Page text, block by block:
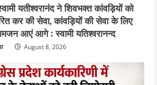
यतीश्वरानंद ने शिवभक्त कांवड़ियों को
कर की सेवा, कांवड़ियों की सेवा के लिए
आएं आगे : स्वामी यतिश्वरानन्द
August 8, 2026